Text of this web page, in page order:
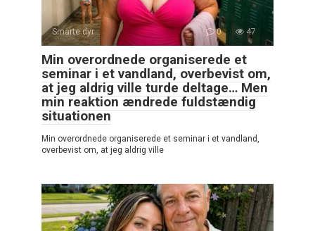
Smarte dyr 0 47
Min overordnede organiserede et
seminar i et vandland, overbevist om,
at jeg aldrig ville turde deltage… Men
min reaktion ændrede fuldstændig
situationen
Min overordnede organiserede et seminar i et vandland,
overbevist om, at jeg aldrig ville